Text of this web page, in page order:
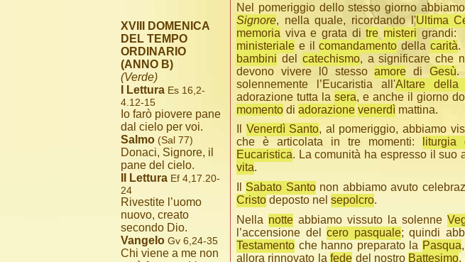
Nel pomeriggio dello stesso giorno
Signore, nella quale, ricordando l'Ultima
memoria viva e grata ditre misteri grandi:
ministeriale e ilcomandamento della carità.
bambini del catechismo, a significare che
devono vivere l0 stessoamore diGesù.
solennemente l’Eucaristia all'Altare della
adorazione tutta la sera, e anche il giorno
momento di adorazione venerdì mattina.
Venerdì Santo, al pomeriggio, abbiamo
che è articolata in tre momenti:
liturgia
Eucaristica. La comunità ha espresso il suo
vita.
Sabato Santonon abbiamo avuto
Cristo deposto nel sepolcro.
Nella notte abbiamo vissuto la solenne
l’accensione delcero pasquale; quindi
Testamento che hanno preparato la Pasqua
allora rinnovato lafede del nostro Battesimo,
XVIII DOMENICA
DEL TEMPO
ORDINARIO
(ANNO B)
(Verde)
I Lettura Es 16,2-
4.12-15
Io farò piovere pane
dal cielo per voi.
Salmo (Sal 77)
Donaci, Signore, il
pane del cielo.
II Lettura Ef 4,17.20-
24
Rivestite l’uomo
nuovo, creato
secondo Dio.
Vangelo Gv 6,24-35
Chi viene a me non